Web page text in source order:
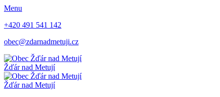
Menu
+420 491 541 142
obec@zdarnadmetuji.cz
Žďár nad Metují
Žďár nad Metují